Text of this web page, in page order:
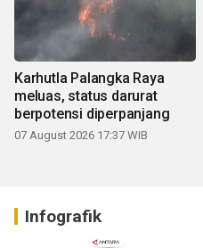
Karhutla Palangka Raya
meluas, status darurat
berpotensi diperpanjang
07 August 2026 17:37 WIB
Infografik